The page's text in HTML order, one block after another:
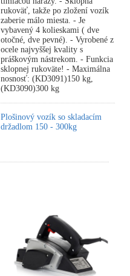
rukoväť, takže po zložení vozík
zaberie málo miesta. - Je
vybavený 4 kolieskami ( dve
otočné, dve pevné). - Vyrobené z
ocele najvyššej kvality s
práškovým nástrekom. - Funkcia
sklopnej rukoväte! - Maximálna
nosnosť: (KD3091)150 kg,
(KD3090)300 kg
Plošinový vozík so skladacím
držadlom 150 - 300kg